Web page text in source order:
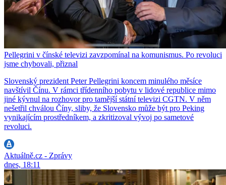
Pellegrini v čínské televizi zavzpomínal na komunismus. Po revoluci
jsme chybovali, přiznal
Slovenský prezident Peter Pellegrini koncem minulého měsíce
navštívil Čínu. V rámci třídenního pobytu v lidové republice mimo
jiné kývnul na rozhovor pro tamější státní televizi CGTN. V něm
nešetřil chválou Číny, sliby, že Slovensko může být pro Peking
vynikajícím prostředníkem, a zkritizoval vývoj po sametové
revoluci.
Aktuálně.cz - Zprávy
dnes, 18:11